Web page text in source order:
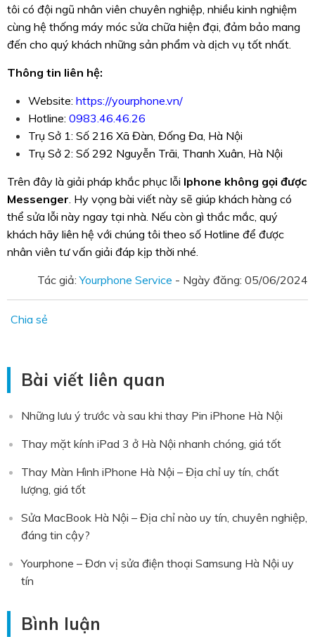
tôi có đội ngũ nhân viên chuyên nghiệp, nhiều kinh nghiệm
cùng hệ thống máy móc sửa chữa hiện đại, đảm bảo mang
đến cho quý khách những sản phẩm và dịch vụ tốt nhất.
Thông tin liên hệ:
Website: https://yourphone.vn/
Hotline: 0983.46.46.26
Trụ Sở 1: Số 216 Xã Đàn, Đống Đa, Hà Nội
Trụ Sở 2: Số 292 Nguyễn Trãi, Thanh Xuân, Hà Nội
Trên đây là giải pháp khắc phục lỗi Iphone không gọi được
Messenger. Hy vọng bài viết này sẽ giúp khách hàng có
thể sửa lỗi này ngay tại nhà. Nếu còn gì thắc mắc, quý
khách hãy liên hệ với chúng tôi theo số Hotline để được
nhân viên tư vấn giải đáp kịp thời nhé.
Tác giả:Yourphone Service - Ngày đăng: 05/06/2024
Chia sẻ
Bài viết liên quan
Những lưu ý trước và sau khi thay Pin iPhone Hà Nội
Thay mặt kính iPad 3 ở Hà Nội nhanh chóng, giá tốt
Thay Màn Hình iPhone Hà Nội – Địa chỉ uy tín, chất
lượng, giá tốt
Sửa MacBook Hà Nội – Địa chỉ nào uy tín, chuyên nghiệp,
đáng tin cậy?
Yourphone – Đơn vị sửa điện thoại Samsung Hà Nội uy
tín
Bình luận